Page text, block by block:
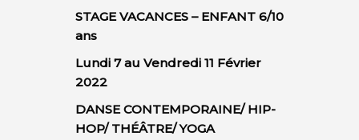
STAGE VACANCES – ENFANT 6/10
ans
Lundi 7 au Vendredi 11 Février
2022
DANSE CONTEMPORAINE/ HIP-
HOP/THÉÂTRE/ YOGA